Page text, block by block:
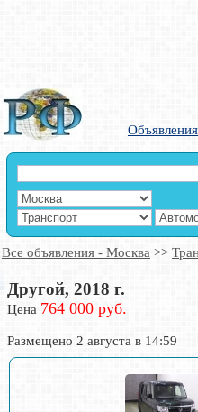
Объявления
Все объявления - Москва >>
Другой, 2018 г.
Цена 764 000 руб.
Размещено 2 августа в 14:59